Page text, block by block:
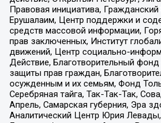
Правовая инициатива,
Ерушалаим, Центр поддержки и
средств массовой информации,
прав заключенных, Институт
движений, Центр социально-
Действие, Благотворительный
защиты прав граждан,
осужденным и их семьям, Фонд
Серебряная тайга, Так-Так-Так,
Апрель, Самарская губерния, Эра
Аналитический Центр Юрия